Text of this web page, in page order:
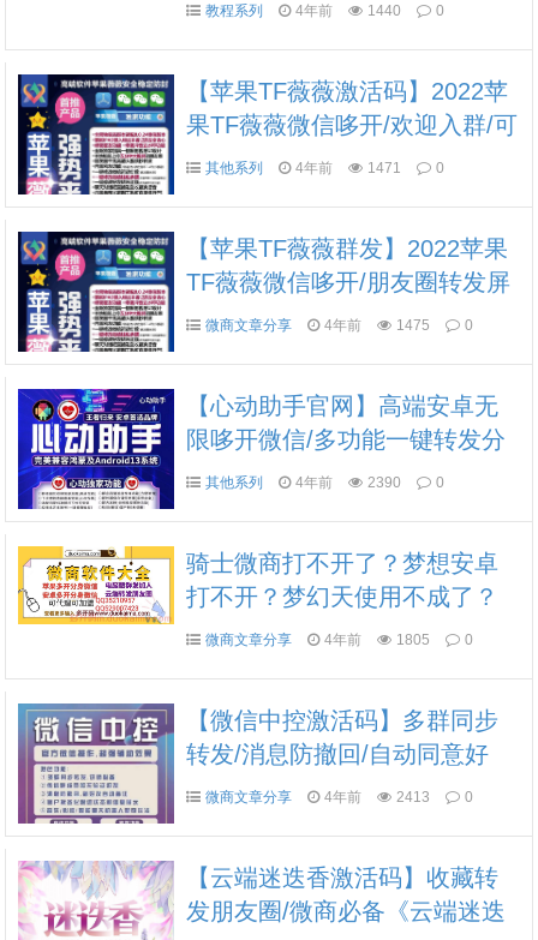
教程系列 4年前 1440 0
【苹果TF薇薇激活码】2022苹
果TF薇薇微信哆开/欢迎入群/可
设置入群自动打招呼/正版授
其他系列 4年前 1471 0
【苹果TF薇薇群发】2022苹果
TF薇薇微信哆开/朋友圈转发屏
蔽作者/正版授权》《哆开码》
微商文章分享 4年前 1475 0
【心动助手官网】高端安卓无
限哆开微信/多功能一键转发分
身/心动助手激活码完美兼容安
其他系列 4年前 2390 0
骑士微商打不开了？梦想安卓
打不开？梦幻天使用不成了？
心意安卓掉授权了？动感安卓
微商文章分享 4年前 1805 0
【微信中控激活码】多群同步
转发/消息防撤回/自动同意好
友/支持哆开运行群发/自动同意
微商文章分享 4年前 2413 0
【云端迷迭香激活码】收藏转
发朋友圈/微商必备《云端迷迭